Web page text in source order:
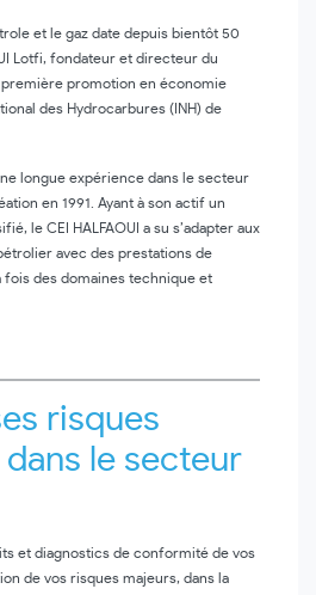
et le gaz date depuis bientôt 50
Lotfi, fondateur et directeur du
première promotion en économie
des Hydrocarbures (INH) de
longue expérience dans le secteur
en 1991. Ayant à son actif un
le CEI HALFAOUI a su s’adapter aux
avec des prestations de
fois des domaines technique et
risques
le secteur
et diagnostics de conformité de vos
de vos risques majeurs, dans la